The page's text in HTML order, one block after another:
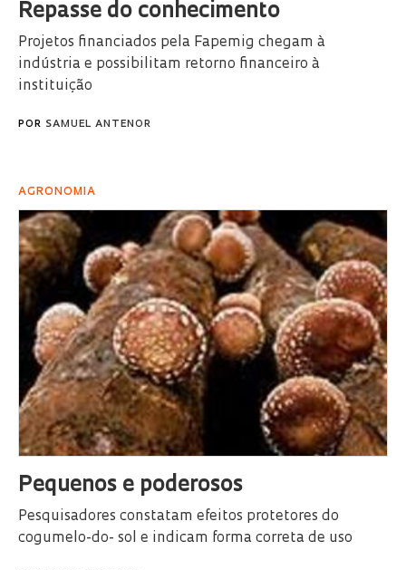
Repasse do conhecimento
Projetos financiados pela Fapemig chegam à
indústria e possibilitam retorno financeiro à
instituição
POR SAMUEL ANTENOR
AGRONOMIA
Pequenos e poderosos
Pesquisadores constatam efeitos protetores do
cogumelo-do- sol e indicam forma correta de uso